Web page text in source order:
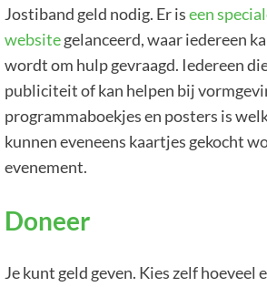
Jostiband geld nodig. Er iseen
websitegelanceerd, waar iedereen
wordt om hulp gevraagd. Iedereen
publiciteit of kan helpen bij
programmaboekjes en posters is
kunnen eveneens kaartjes gekocht
evenement.
Doneer
Je kunt geld geven. Kies zelf hoeveel